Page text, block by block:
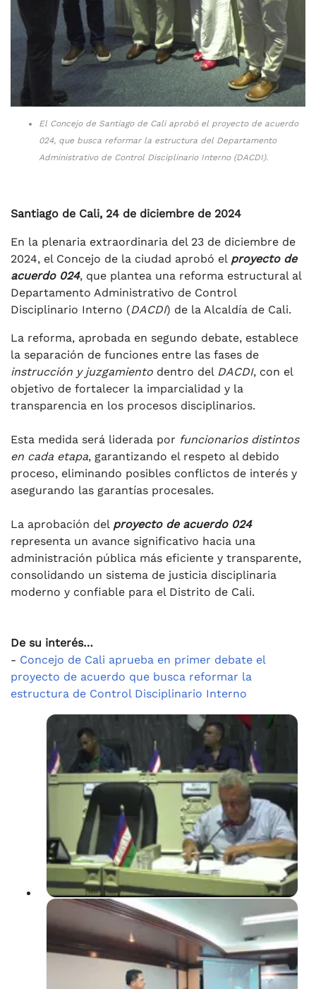
El Concejo de Santiago de Cali aprobó el proyecto de acuerdo
024, que busca reformar la estructura del Departamento
Administrativo de Control Disciplinario Interno (DACDI).
Santiago de Cali, 24 de diciembre de 2024
En la plenaria extraordinaria del 23 de diciembre de
2024, el Concejo de la ciudad aprobó el proyecto de
acuerdo 024, que plantea una reforma estructural al
Departamento Administrativo de Control
Disciplinario Interno (DACDI) de la Alcaldía de Cali.
La reforma, aprobada en segundo debate, establece
la separación de funciones entre las fases de
instrucción y juzgamiento dentro del DACDI, con el
objetivo de fortalecer la imparcialidad y la
transparencia en los procesos disciplinarios.
Esta medida será liderada por funcionarios distintos
en cada etapa, garantizando el respeto al debido
proceso, eliminando posibles conflictos de interés y
asegurando las garantías procesales.
La aprobación del proyecto de acuerdo 024
representa un avance significativo hacia una
administración pública más eficiente y transparente,
consolidando un sistema de justicia disciplinaria
moderno y confiable para el Distrito de Cali.
De su interés…
- Concejo de Cali aprueba en primer debate el
proyecto de acuerdo que busca reformar la
estructura de Control Disciplinario Interno